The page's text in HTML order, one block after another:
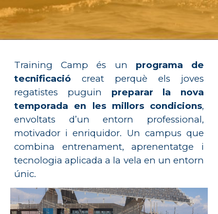
Training Camp és un programa de
tecnificaciócreat perquè els joves
regatistes puguin preparar la nova
temporada en les millors condicions,
envoltats d’un entorn professional,
motivador i enriquidor. Un campus que
combina entrenament, aprenentatge i
tecnologia aplicada a la vela en un entorn
únic.